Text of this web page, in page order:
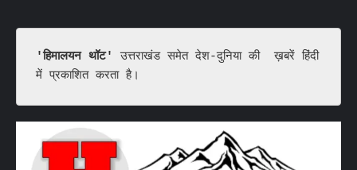
'हिमालयन थॉट'
उत्तराखंड समेत देश-दुनिया की  ख़बरें हिंदी
में प्रकाशित करता है।